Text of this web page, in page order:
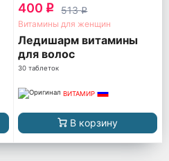
400 q 513q
Витамины для женщин
Ледишарм витамины
для волос
30 таблеток
ВИТАМИР
В корзину